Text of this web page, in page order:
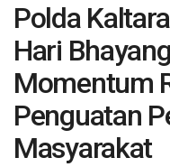
Polda
Hari
Momentum
Penguatan
Masyarakat